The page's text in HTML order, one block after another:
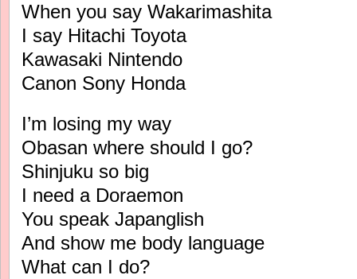
When you say Wakarimashita
I say Hitachi Toyota
Kawasaki Nintendo
Canon Sony Honda
I’m losing my way
Obasan where should I go?
Shinjuku so big
I need a Doraemon
You speak Japanglish
And show me body language
What can I do?